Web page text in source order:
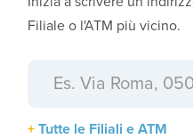
Filiale o l'ATM più vicino.
Tutte le Filiali e ATM